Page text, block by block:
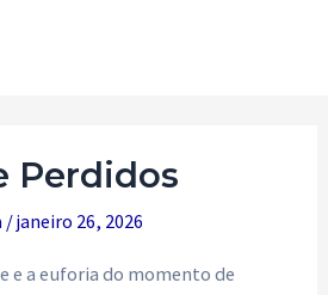
Perdidos
/janeiro 26, 2026
e a euforia do momento de